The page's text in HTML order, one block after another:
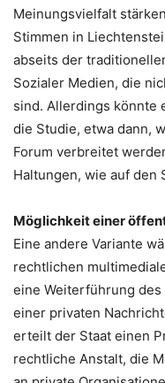
Meinungsvielfalt
Stimmen in
abseits der
Sozialer Medien, die
sind. Allerdings könnte
die Studie, etwa dann,
Forum verbreitet
Haltungen, wie auf den
Möglichkeit einer
Eine andere Variante
rechtlichen
eine Weiterführung
einer privaten
erteilt der Staat einen
rechtliche Anstalt, die